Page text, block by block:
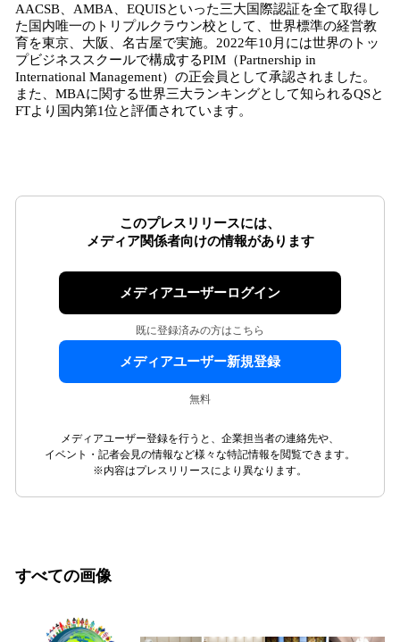
AACSB、AMBA、EQUISといった三大国際認証を全て取得し
た国内唯一のトリプルクラウン校として、世界標準の経営教
育を東京、大阪、名古屋で実施。2022年10月には世界のトッ
プビジネススクールで構成するPIM（Partnership in
International Management）の正会員として承認されました。
また、MBAに関する世界三大ランキングとして知られるQSと
FTより国内第1位と評価されています。
このプレスリリースには、
メディア関係者向けの情報があります
メディアユーザーログイン
既に登録済みの方はこちら
メディアユーザー新規登録
無料
メディアユーザー登録を行うと、企業担当者の連絡先や、
イベント・記者会見の情報など様々な特記情報を閲覧できます。
※内容はプレスリリースにより異なります。
すべての画像